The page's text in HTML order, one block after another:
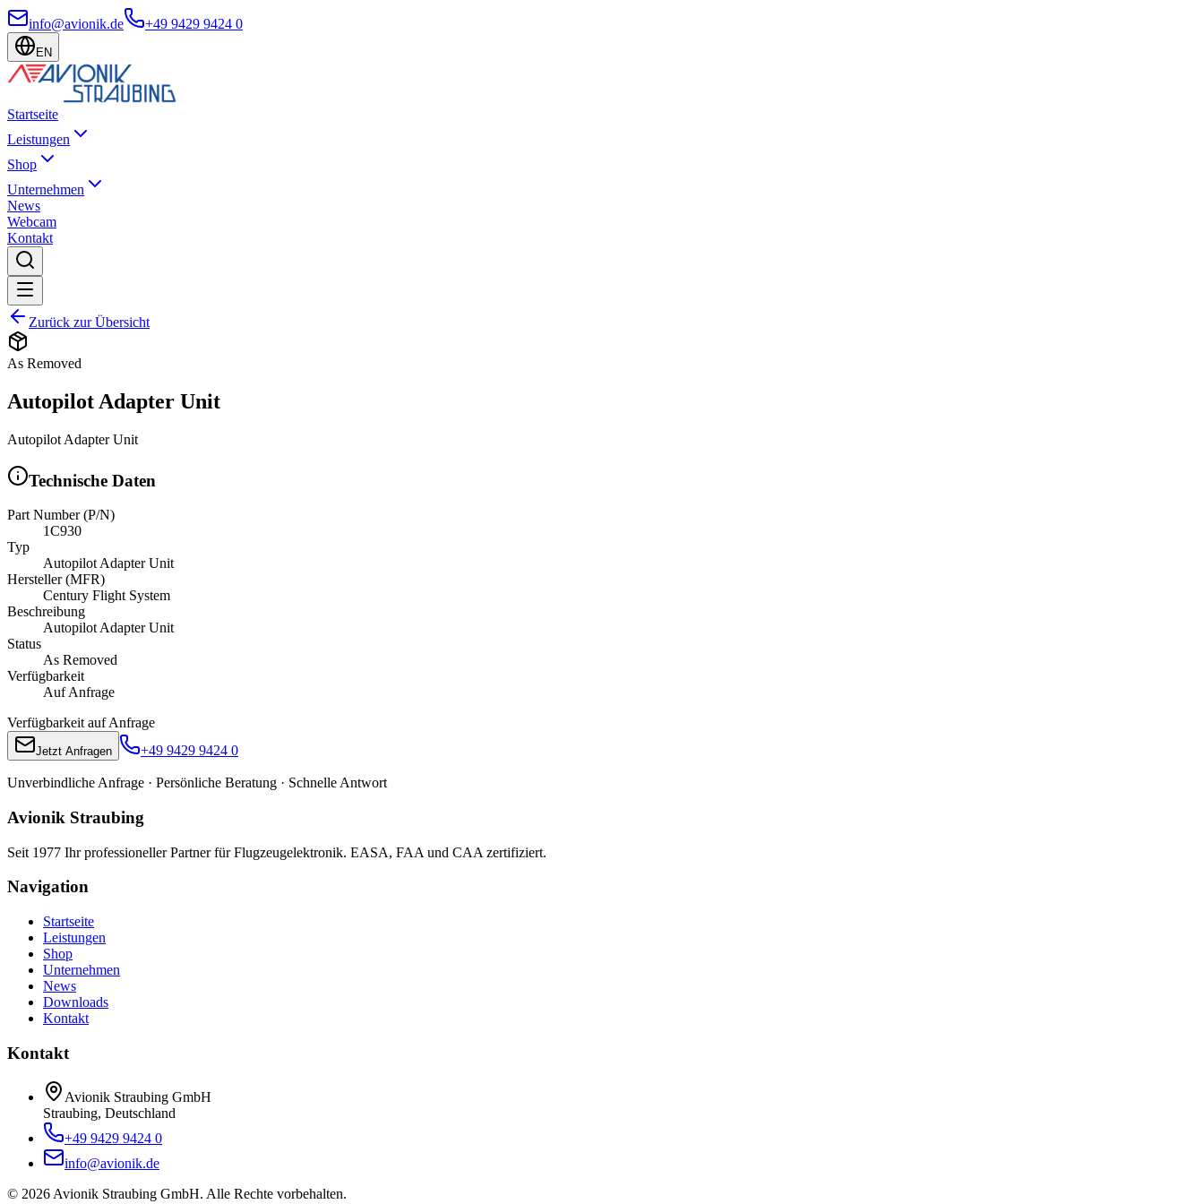
info@avionik.de +49 9429 9424 0
EN
Startseite
Leistungen
Shop
Unternehmen
News
Webcam
Kontakt
Zurück zur Übersicht
As Removed
Autopilot Adapter Unit
Autopilot Adapter Unit
Technische Daten
Part Number (P/N)
1C930
Typ
Autopilot Adapter Unit
Hersteller (MFR)
Century Flight System
Beschreibung
Autopilot Adapter Unit
Status
As Removed
Verfügbarkeit
Auf Anfrage
Verfügbarkeit auf Anfrage
Jetzt Anfragen +49 9429 9424 0
Unverbindliche Anfrage · Persönliche Beratung · Schnelle Antwort
Avionik Straubing
Seit 1977 Ihr professioneller Partner für Flugzeugelektronik. EASA, FAA und CAA zertifiziert.
Navigation
Startseite
Leistungen
Shop
Unternehmen
News
Downloads
Kontakt
Kontakt
Avionik Straubing GmbH
Straubing, Deutschland
+49 9429 9424 0
info@avionik.de
© 2026 Avionik Straubing GmbH. Alle Rechte vorbehalten.